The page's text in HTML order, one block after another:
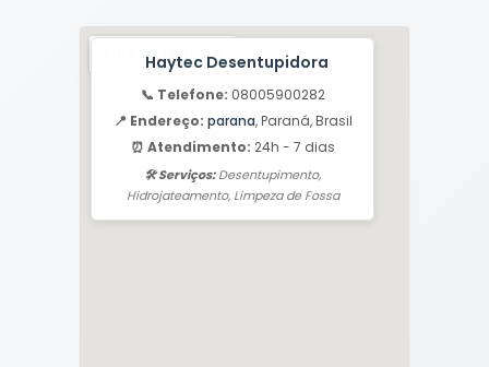
Haytec Desentupidora
📞 Telefone: 08005900282
📍 Endereço: parana, Paraná, Brasil
⏰ Atendimento: 24h - 7 dias
🛠️ Serviços:Desentupimento,
Hidrojateamento, Limpeza de Fossa